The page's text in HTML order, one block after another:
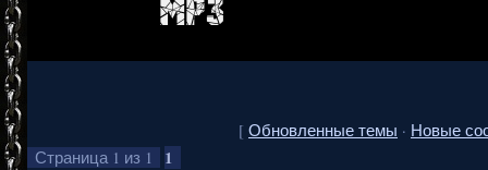
[ Обновленные темы · Новые
Страница 1 из 1 1